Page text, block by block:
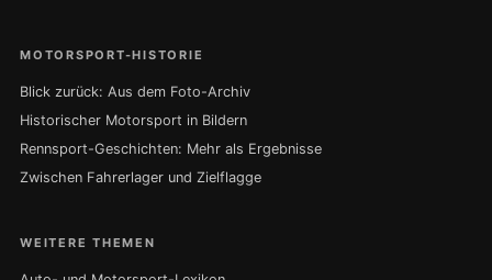
MOTORSPORT-HISTORIE
Blick zurück: Aus dem Foto-Archiv
Historischer Motorsport in Bildern
Rennsport-Geschichten: Mehr als Ergebnisse
Zwischen Fahrerlager und Zielflagge
WEITERE THEMEN